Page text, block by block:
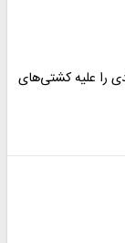
را علیه کشتی‌های